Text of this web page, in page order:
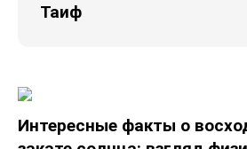
Таиф
Интересные факты о